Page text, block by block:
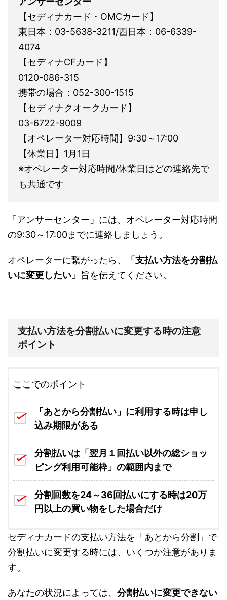
【セディナカード・OMCカード】
東日本：03-5638-3211/西日本：06-6339-
4074
【セディナCFカード】
0120-086-315
携帯の場合：052-300-1515
【セディナクオークカード】
03-6722-9009
【オペレーター対応時間】9:30～17:00
【休業日】1月1日
※オペレーター対応時間/休業日はどの連絡先で
も共通です
「アンサーセンター」には、オペレーター対応時間
の9:30～17:00までに連絡しましょう。
オペレーターに繋がったら、
「支払い方法を分割払
いに変更したい」 旨を伝えてください。
支払い方法を分割払いに変更する時の注意
ポイント
ここでのポイント
「あとから分割払い」に利用する時は申し
込み期限がある
分割払いは「翌月１回払い以外の総ショッ
ピング利用可能枠」の範囲内まで
分割回数を24～36回払いにする時は20万
円以上の買い物をした場合だけ
セディナカードの支払い方法を「あとから分割」で
分割払いに変更する時には、いくつか注意がありま
す。
あなたの状況によっては、 分割払いに変更できない